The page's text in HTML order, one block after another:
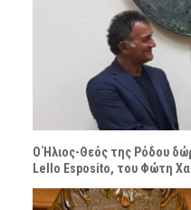
Ο Ήλιος-Θεός της Ρόδου
Lello Esposito, του Φώτη